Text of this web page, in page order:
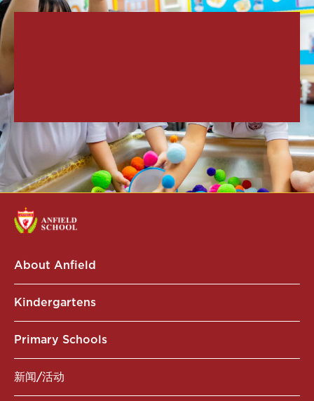
About Anfield
Kindergartens
Primary Schools
新闻/活动